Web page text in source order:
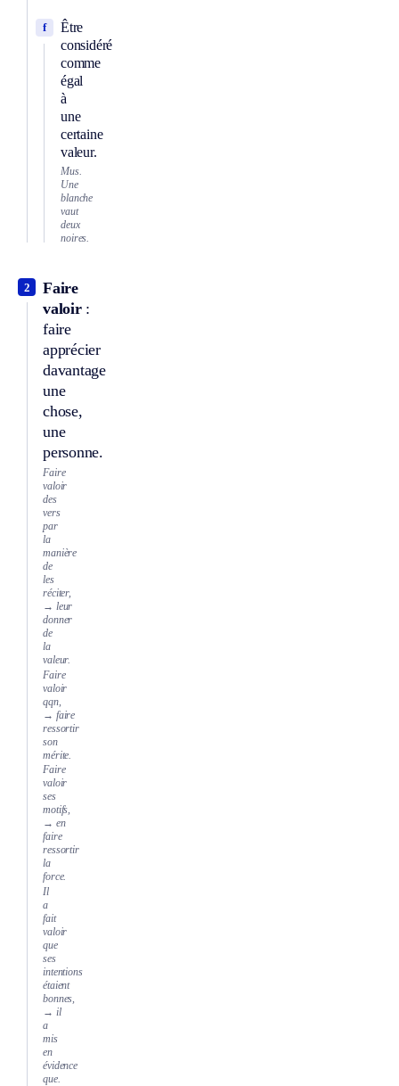
Être
considéré
comme
égal
à
une
certaine
valeur.
f
Mus.
Une
blanche
vaut
deux
noires.
Faire
valoir:
faire
apprécier
davantage
une
chose,
une
personne.
2
Faire
valoir
des
vers
par
la
manière
de
les
réciter,
→ leur
donner
de
la
valeur.
Faire
valoir
qqn,
→ faire
ressortir
son
mérite.
Faire
valoir
ses
motifs,
→ en
faire
ressortir
la
force.
Il
a
fait
valoir
que
ses
intentions
étaient
bonnes,
→ il
a
mis
en
évidence
que.